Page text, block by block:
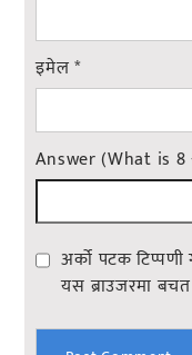
इमेल*
Answer (What is 8
अर्को पटक
यस ब्राउजरमा बचत